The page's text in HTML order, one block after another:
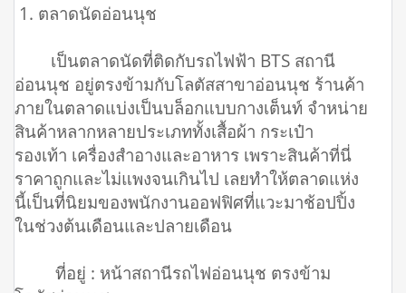
1. ตลาดนัดอ่อนนุช
เป็นตลาดนัดที่ติดกับรถไฟฟ้า BTS สถานี
อ่อนนุช อยู่ตรงข้ามกับโลตัสสาขาอ่อนนุช ร้านค้า
ภายในตลาดแบ่งเป็นบล็อกแบบกางเต็นท์ จำหน่าย
สินค้าหลากหลายประเภททั้งเสื้อผ้า กระเป๋า
รองเท้า เครื่องสำอางและอาหาร เพราะสินค้าที่นี่
ราคาถูกและไม่แพงจนเกินไป เลยทำให้ตลาดแห่ง
นี้เป็นที่นิยมของพนักงานออฟฟิศที่แวะมาช้อปปิ้ง
ในช่วงต้นเดือนและปลายเดือน
ที่อยู่ : หน้าสถานีรถไฟอ่อนนุช ตรงข้าม